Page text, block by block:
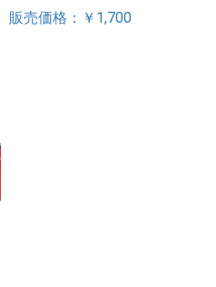
販売価格：￥1,700